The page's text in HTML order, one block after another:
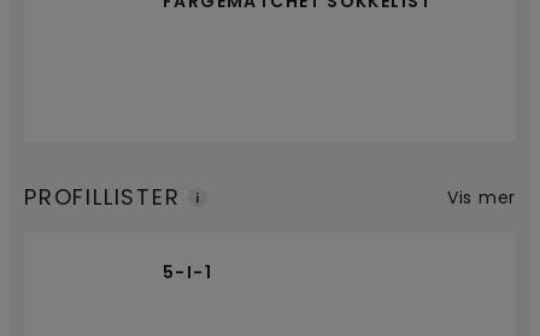
PROFILLISTER
5-I-1
Vis mer